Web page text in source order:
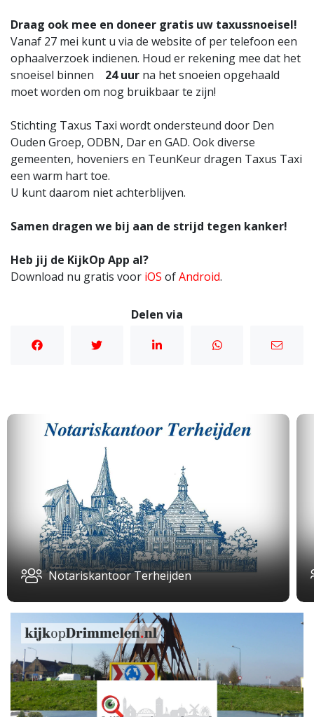
Draag ook mee en doneer gratis uw taxussnoeisel!
Vanaf 27 mei kunt u via de website of per telefoon een
ophaalverzoek indienen. Houd er rekening mee dat het
snoeisel binnen 24 uur na het snoeien opgehaald
moet worden om nog bruikbaar te zijn!
Stichting Taxus Taxi wordt ondersteund door Den
Ouden Groep, ODBN, Dar en GAD. Ook diverse
gemeenten, hoveniers en TeunKeur dragen Taxus Taxi
een warm hart toe.
U kunt daarom niet achterblijven.
Samen dragen we bij aan de strijd tegen kanker!
Heb jij de KijkOp App al?
Download nu gratis voor iOS ofAndroid.
Delen via
Notariskantoor Terheijden